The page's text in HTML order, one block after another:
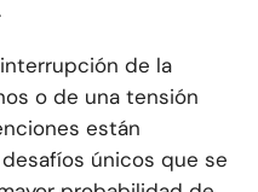
de la
o de una tensión
están
únicos que se